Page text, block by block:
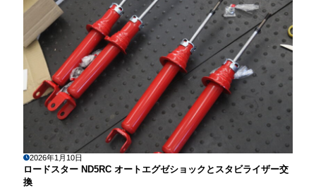
2026年1月10日
ロードスター ND5RC オートエグゼショックとスタビライザー交
換